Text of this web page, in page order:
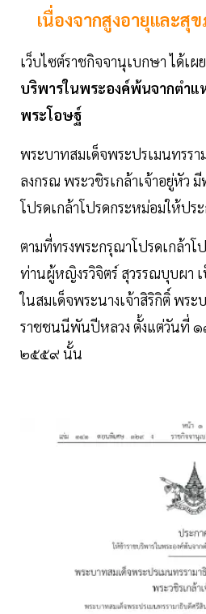
เนื่องจากสูงอายุและสุ
เว็บไซต์ราชกิจจานุเบกษา ได้เ
บริพารในพระองค์พ้นจากตําแ
พระโอษฐ์
พระบาทสมเด็จพระปรเมนทรร
ลงกรณ พระวชิรเกล้าเจ้าอยู่หัว มี
โปรดเกล้าโปรดกระหม่อมให้ประ
ตามที่ทรงพระกรุณาโปรดเกล้าโ
ท่านผู้หญิงรวิจิตร์ สุวรรณบุบผา
ในสมเด็จพระนางเจ้าสิริกิติ์ พร
ราชชนนีพันปีหลวง ตั้งแต่วันที่
๒๕๕๙ นั้น